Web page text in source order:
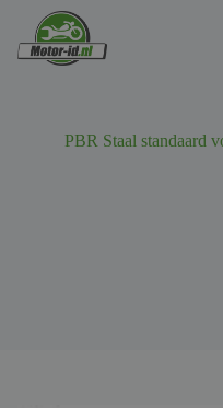
PBR Staal standaard